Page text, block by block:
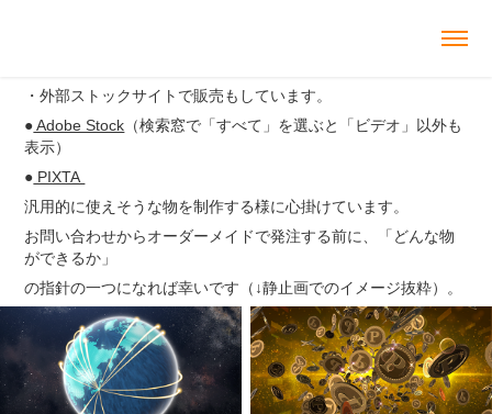
・外部ストックサイトで販売もしています。
●Adobe Stock （検索窓で「すべて」を選ぶと「ビデオ」以外も
表示）
● PIXTA
汎用的に使えそうな物を制作する様に心掛けています。
お問い合わせからオーダーメイドで発注する前に、「どんな物
ができるか」
の指針の一つになれば幸いです（↓静止画でのイメージ抜粋）。